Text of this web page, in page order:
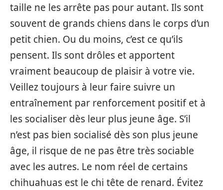
taille ne les arrête pas pour autant. Ils sont
souvent de grands chiens dans le corps d’un
petit chien. Ou du moins, c’est ce qu’ils
pensent. Ils sont drôles et apportent
vraiment beaucoup de plaisir à votre vie.
Veillez toujours à leur faire suivre un
entraînement par renforcement positif et à
les socialiser dès leur plus jeune âge. S’il
n’est pas bien socialisé dès son plus jeune
âge, il risque de ne pas être très sociable
avec les autres. Le nom réel de certains
chihuahuas est le chi tête de renard. Évitez